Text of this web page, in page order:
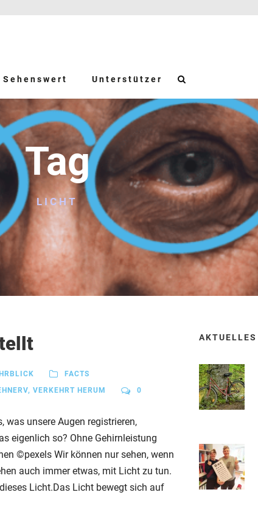
Sehenswert Unterstützer
Tag
LICHT
FACTS
, VERKEHRT HERUM 0
was unsere Augen registrieren,
eigenlich so? Ohne Gehirnleistung
©pexels Wir können nur sehen, wenn
auch immer etwas, mit Licht zu tun.
Licht.Das Licht bewegt sich auf
AKTUELLES